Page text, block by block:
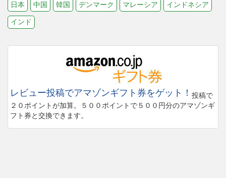
日本
中国 韓国 デンマーク マレーシア インドネシア
インド
レビュー投稿でアマゾンギフト券をゲット！ 投稿で
２０ポイントが加算。５００ポイントで５００円分のアマゾンギ
フト券と交換できます。